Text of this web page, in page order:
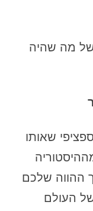
מה שהיה
שאותו
ההווה שלכם
העולם